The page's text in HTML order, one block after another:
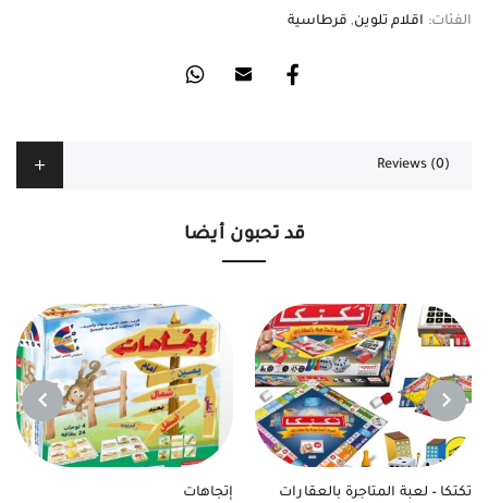
الفئات: اقلام تلوين, قرطاسية
Reviews (0)
قد تحبون أيضا
PREVIOUS
تكتكا – لعبة المتاجرة بالعقارات إتجاهات
NEXT